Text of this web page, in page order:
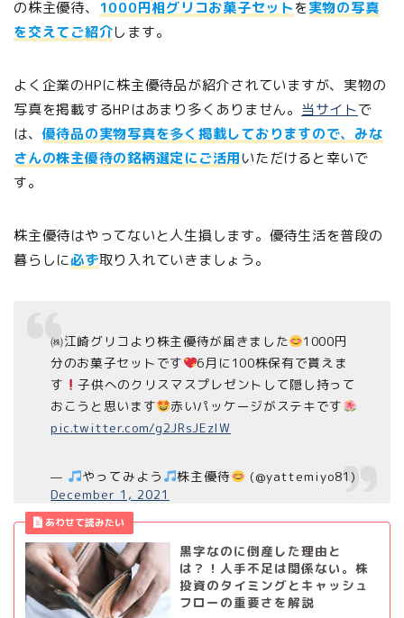
の株主優待、
1000円相グリコお菓子セットを実物の写真
を交えてご紹介します。
よく企業のHPに株主優待品が紹介されていますが、実物の
写真を掲載するHPはあまり多くありません。 当サイトで
は、 優待品の実物写真を多く掲載しておりますので、みな
さんの株主優待の銘柄選定にご活用いただけると幸いで
す。
株主優待はやってないと人生損します。優待生活を普段の
暮らしに必ず取り入れていきましょう。
㈱江崎グリコより株主優待が届きました
1000円
分のお菓子セットです
6月に100株保有で貰えま
す
子供へのクリスマスプレゼントして隠し持って
おこうと思います
赤いパッケージがステキです
pic.twitter.com/g2JRsJEzlW
— やってみよう 株主優待
(@yattemiyo81)
December 1, 2021
黒字なのに倒産した理由と
は？！人手不足は関係ない。株
投資のタイミングとキャッシュ
フローの重要さを解説